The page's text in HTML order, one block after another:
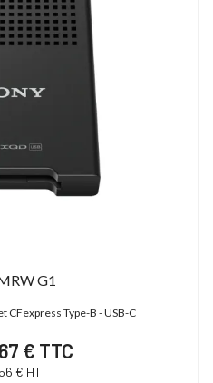
G1
CFexpress Type-B - USB-C
€ TTC
€ HT